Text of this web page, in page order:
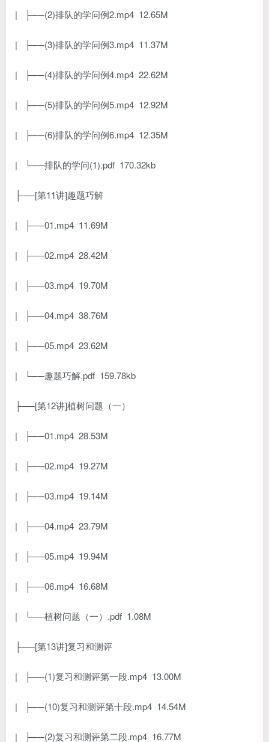
| ├──(2)排队的学问例2.mp4 12.65M
| ├──(3)排队的学问例3.mp4 11.37M
| ├──(4)排队的学问例4.mp4 22.62M
| ├──(5)排队的学问例5.mp4 12.92M
| ├──(6)排队的学问例6.mp4 12.35M
| └──排队的学问(1).pdf 170.32kb
├──[第11讲]趣题巧解
| ├──01.mp4 11.69M
| ├──02.mp4 28.42M
| ├──03.mp4 19.70M
| ├──04.mp4 38.76M
| ├──05.mp4 23.62M
| └──趣题巧解.pdf 159.78kb
├──[第12讲]植树问题（一）
| ├──01.mp4 28.53M
| ├──02.mp4 19.27M
| ├──03.mp4 19.14M
| ├──04.mp4 23.79M
| ├──05.mp4 19.94M
| ├──06.mp4 16.68M
| └──植树问题（一）.pdf 1.08M
├──[第13讲]复习和测评
| ├──(1)复习和测评第一段.mp4 13.00M
| ├──(10)复习和测评第十段.mp4 14.54M
| ├──(2)复习和测评第二段.mp4 16.77M